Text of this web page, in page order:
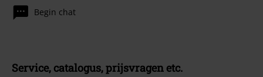
Begin chat
Service, catalogus, prijsvragen etc.